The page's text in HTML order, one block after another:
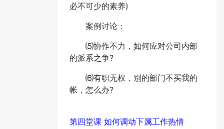
必不可少的素养)
案例讨论：
⑸协作不力，如何应对公司内部
的派系之争?
⑹有职无权，别的部门不买我的
帐，怎么办?
第四堂课 如何调动下属工作热情